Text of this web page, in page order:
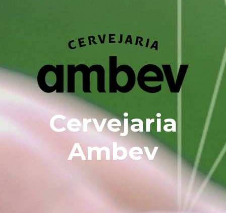
Cervejaria
Ambev